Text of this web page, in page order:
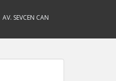
AV. SEVCEN CAN